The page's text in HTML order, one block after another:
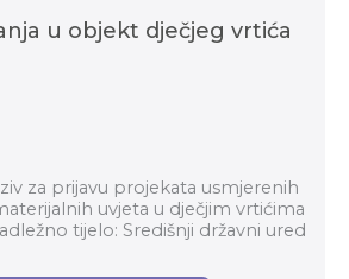
u objekt dječjeg vrtića
za prijavu projekata usmjerenih
uvjeta u dječjim vrtićima
tijelo: Središnji državni ured